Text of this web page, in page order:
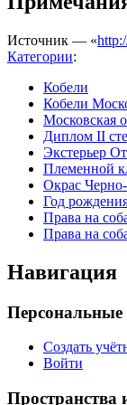
Источник — «
Категории:
Кобели
Кобели
Московская
Диплом II
Экстерьер
Племенной
Окрас
Год
Права на
Права на
Навигация
Создать
Войти
Пространства